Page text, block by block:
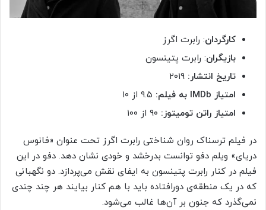
کارگردان: رابرت اگرز
بازیگران: رابرت پتینسون
تاریخ انتشار:
امتیاز IMDb به فیلم:
امتیاز راتن تومیتوز:
در فیلم ترسناک روان شناختی رابرت اگرز تحت عنوان «فانوس
دریای» ویلم دفو توانست بدرخشد و خودی نشان دهد. دفو در این
فیلم در کنار رابرت پتینسون به ایفای نقش می‌پردازد. دو نگهبانی
که در یک منطقه‌ی دورافتاده باید با هم کنار بیایند هر چند چندی
نمی‌گذرد که جنون بر آن‌ها غالب می‌شود.